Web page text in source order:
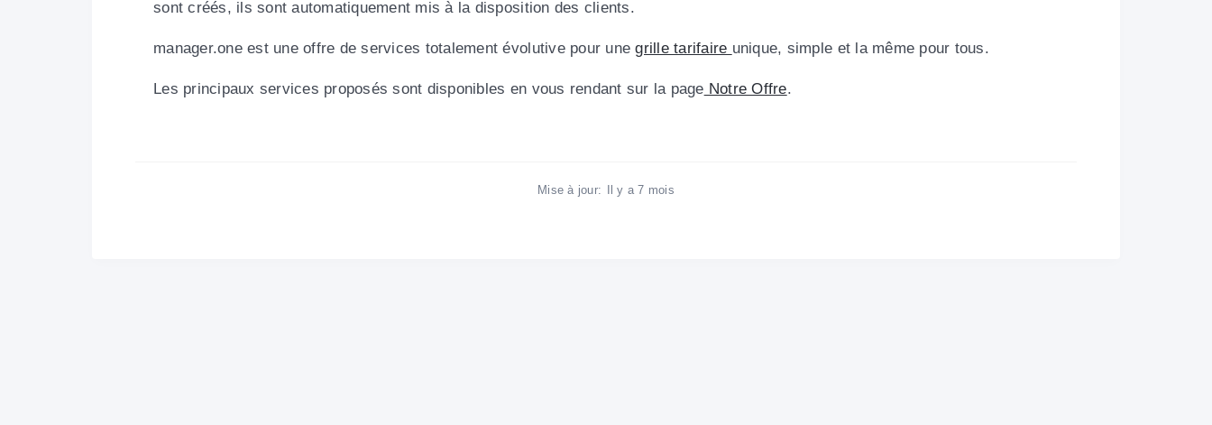
sont créés, ils sont automatiquement mis à la disposition des clients.
manager.one est une offre de services totalement évolutive pour unegrille tarifaire unique, simple et la même pour tous.
Les principaux services proposés sont disponibles en vous rendant sur la page Notre Offre.
Mise à jour: Il y a 7 mois